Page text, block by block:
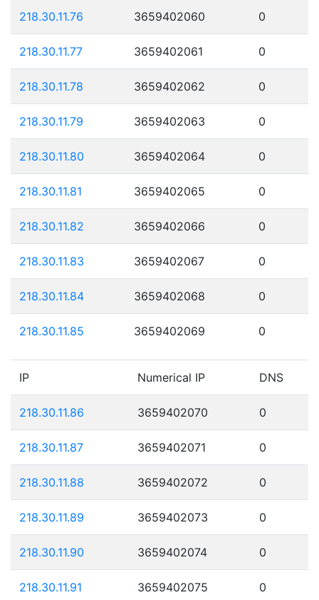
218.30.11.76 3659402060 0
218.30.11.77 3659402061 0
218.30.11.78 3659402062 0
218.30.11.79 3659402063 0
218.30.11.80 3659402064 0
218.30.11.81 3659402065 0
218.30.11.82 3659402066 0
218.30.11.83 3659402067 0
218.30.11.84 3659402068 0
218.30.11.85 3659402069 0
IP Numerical IP DNS
218.30.11.86 3659402070 0
218.30.11.87 3659402071 0
218.30.11.88 3659402072 0
218.30.11.89 3659402073 0
218.30.11.90 3659402074 0
218.30.11.91 3659402075 0